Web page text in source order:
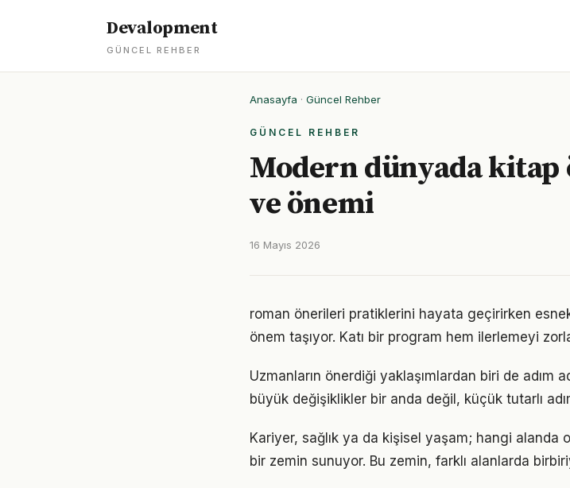
Devalopment
GÜNCEL REHBER
Anasayfa · Güncel Rehber
GÜNCEL REHBER
Modern dünyada
ve önemi
16 Mayıs 2026
roman önerileri pratiklerini hayata geçirirken
önem taşıyor. Katı bir program hem ilerlemeyi
Uzmanların önerdiği yaklaşımlardan biri de adım
büyük değişiklikler bir anda değil, küçük tutarlı
Kariyer, sağlık ya da kişisel yaşam; hangi
bir zemin sunuyor. Bu zemin, farklı alanlarda